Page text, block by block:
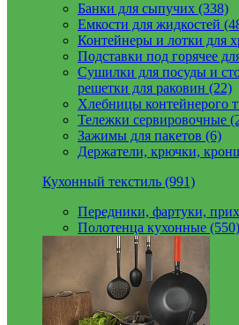
Банки для сыпучих (338)
Емкости для жидкостей
Контейнеры и лотки для
Подставки под горячее
Сушилки для посуды и
решетки для раковин (22)
Хлебницы контейнерого
Тележки сервировочные
Зажимы для пакетов (6)
Держатели, крючки,
Кухонный текстиль (991)
Передники, фартуки,
Полотенца кухонные (550)